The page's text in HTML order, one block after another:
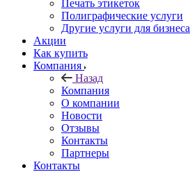
Печать этикеток
Полиграфические услуги
Другие услуги для бизнеса
Акции
Как купить
Компания
Назад
Компания
О компании
Новости
Отзывы
Контакты
Партнеры
Контакты